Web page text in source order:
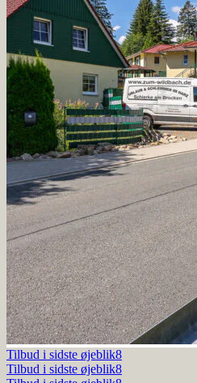
Tilbud i sidste øjeblik8
Tilbud i sidste øjeblik8